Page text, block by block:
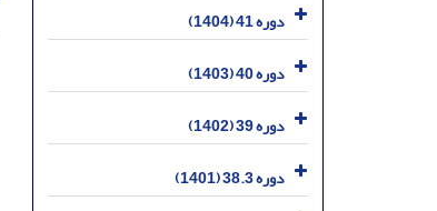
دوره 41 (1404)
دوره 40 (1403)
دوره 39 (1402)
دوره 38.3 (1401)